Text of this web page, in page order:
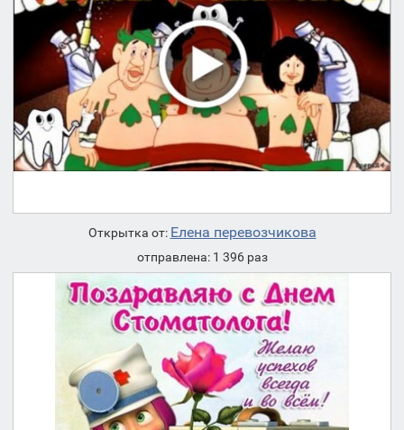
Открытка от: Елена перевозчикова
отправлена: 1 396 раз